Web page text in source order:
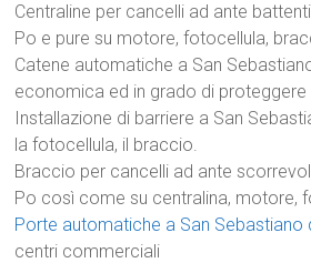
Centraline per cancelli ad ante
Po e pure su motore, fotocellula,
Catene automatiche a San
economica ed in grado di
Installazione di barriere a San
la fotocellula, il braccio.
Braccio per cancelli ad ante
Po così come su centralina, motore,
Porte automatiche a San Sebastiano
centri commerciali